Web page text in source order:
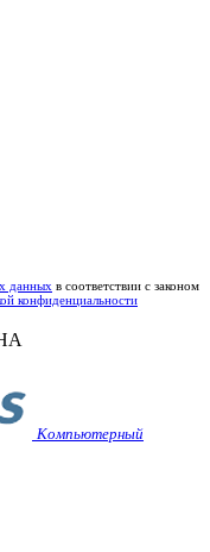
данных в соответствии с законом
конфиденциальности
Компьютерный